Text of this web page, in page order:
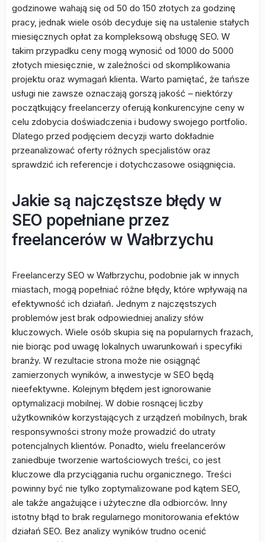
godzinowe wahają się od 50 do 150 złotych za godzinę
pracy, jednak wiele osób decyduje się na ustalenie stałych
miesięcznych opłat za kompleksową obsługę SEO. W
takim przypadku ceny mogą wynosić od 1000 do 5000
złotych miesięcznie, w zależności od skomplikowania
projektu oraz wymagań klienta. Warto pamiętać, że tańsze
usługi nie zawsze oznaczają gorszą jakość – niektórzy
początkujący freelancerzy oferują konkurencyjne ceny w
celu zdobycia doświadczenia i budowy swojego portfolio.
Dlatego przed podjęciem decyzji warto dokładnie
przeanalizować oferty różnych specjalistów oraz
sprawdzić ich referencje i dotychczasowe osiągnięcia.
Jakie są najczęstsze błędy w
SEO popełniane przez
freelancerów w Wałbrzychu
Freelancerzy SEO w Wałbrzychu, podobnie jak w innych
miastach, mogą popełniać różne błędy, które wpływają na
efektywność ich działań. Jednym z najczęstszych
problemów jest brak odpowiedniej analizy słów
kluczowych. Wiele osób skupia się na popularnych frazach,
nie biorąc pod uwagę lokalnych uwarunkowań i specyfiki
branży. W rezultacie strona może nie osiągnąć
zamierzonych wyników, a inwestycje w SEO będą
nieefektywne. Kolejnym błędem jest ignorowanie
optymalizacji mobilnej. W dobie rosnącej liczby
użytkowników korzystających z urządzeń mobilnych, brak
responsywności strony może prowadzić do utraty
potencjalnych klientów. Ponadto, wielu freelancerów
zaniedbuje tworzenie wartościowych treści, co jest
kluczowe dla przyciągania ruchu organicznego. Treści
powinny być nie tylko zoptymalizowane pod kątem SEO,
ale także angażujące i użyteczne dla odbiorców. Inny
istotny błąd to brak regularnego monitorowania efektów
działań SEO. Bez analizy wyników trudno ocenić